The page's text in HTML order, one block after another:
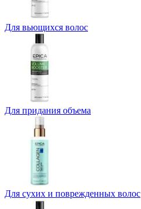
Для вьющихся волос
Для придания объема
Для сухих и поврежденных волос